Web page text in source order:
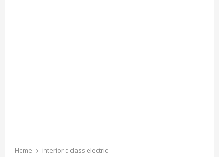
Home interior c-class electric